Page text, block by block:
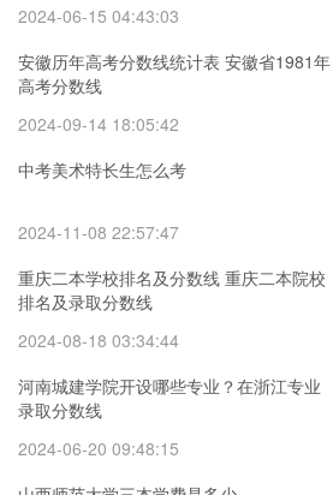
2024-06-15 04:43:03
安徽历年高考分数线统计表 安徽省1981年
高考分数线
2024-09-14 18:05:42
中考美术特长生怎么考
2024-11-08 22:57:47
重庆二本学校排名及分数线 重庆二本院校
排名及录取分数线
2024-08-18 03:34:44
河南城建学院开设哪些专业？在浙江专业
录取分数线
2024-06-20 09:48:15